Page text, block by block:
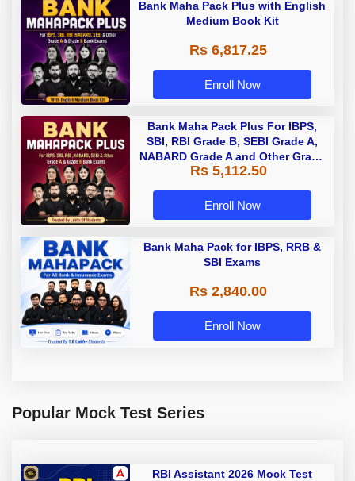
Bank Maha Pack Plus with English
Medium Book Kit
Rs 6,817.25
Enroll Now
Bank Maha Pack Plus For IBPS,
SBI, RBI Grade B, SEBI Grade A,
NABARD Grade A and Other Grade
A & Grade B Bank Exams
Rs 5,112.50
Enroll Now
Bank Maha Pack for IBPS, RRB &
SBI Exams
Rs 2,840.00
Enroll Now
Popular Mock Test Series
RBI Assistant 2026 Mock Test